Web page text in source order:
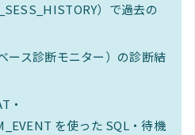
）で過去の
ース診断モニター）の診断結
・
を使った SQL・待機